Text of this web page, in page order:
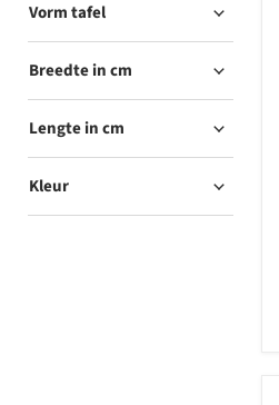
Vorm tafel
Breedte in cm
Lengte in cm
Kleur